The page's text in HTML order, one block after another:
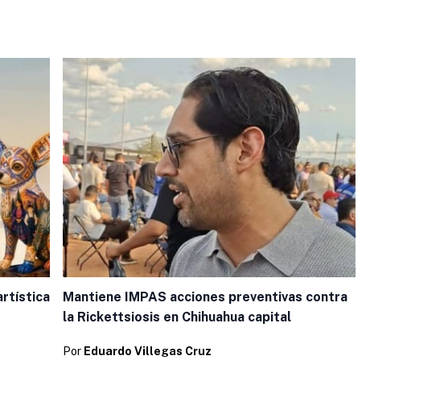
Mantiene IMPAS acciones preventivas contra
la Rickettsiosis en Chihuahua capital
Por Eduardo Villegas Cruz